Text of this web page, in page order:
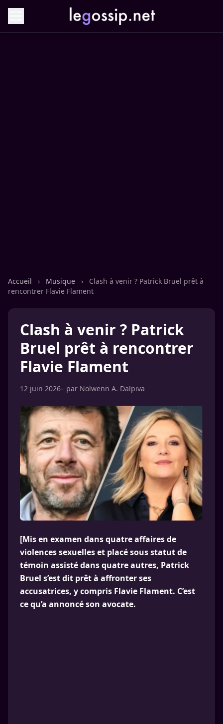
Accueil › Musique ›
Clash à venir ? Patrick Bruel prêt à
rencontrer Flavie Flament
Clash à venir ? Patrick
Bruel prêt à rencontrer
Flavie Flament
12 juin 2026– par Nolwenn A. Dalpiva
[Mis en examen dans quatre affaires de
violences sexuelles et placé sous statut de
témoin assisté dans quatre autres, Patrick
Bruel s’est dit prêt à affronter ses
accusatrices, y compris Flavie Flament. C’est
ce qu’a annoncé son avocate.